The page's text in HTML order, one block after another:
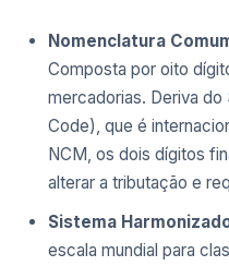
Nomenclatura
Composta por oito
mercadorias. Deriva do
Code), que é
NCM, os dois dígitos
alterar a tributação e
Sistema
escala mundial para